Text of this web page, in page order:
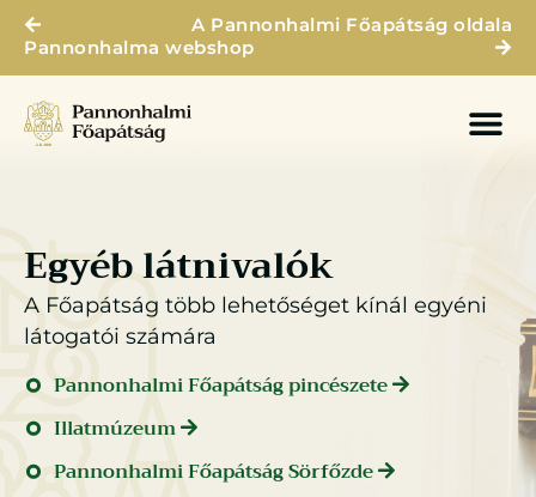
A Pannonhalmi Főapátság oldala
Pannonhalma webshop
Egyéb látnivalók
A Főapátság több lehetőséget kínál egyéni
látogatói számára
Pannonhalmi Főapátság pincészete
Illatmúzeum
Pannonhalmi Főapátság Sörfőzde